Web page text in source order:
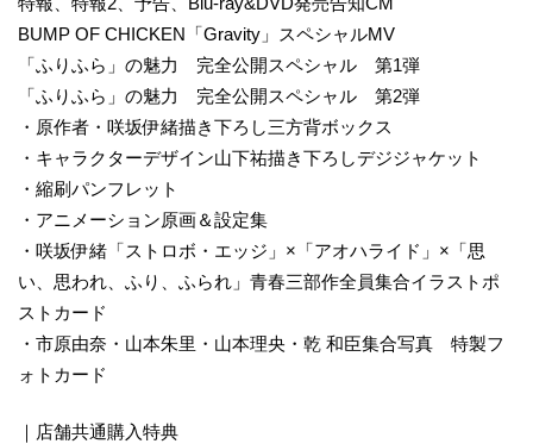
BUMP OF CHICKEN「Gravity」スペシャルMV
「ふりふら」の魅力 完全公開スペシャル 第1弾
「ふりふら」の魅力 完全公開スペシャル 第2弾
・原作者・咲坂伊緒描き下ろし三方背ボックス
・キャラクターデザイン山下祐描き下ろしデジジャケット
・縮刷パンフレット
・アニメーション原画＆設定集
・咲坂伊緒「ストロボ・エッジ」×「アオハライド」×「思
い、思われ、ふり、ふられ」青春三部作全員集合イラストポ
ストカード
・市原由奈・山本朱里・山本理央・乾 和臣集合写真 特製フ
ォトカード
｜店舗共通購入特典